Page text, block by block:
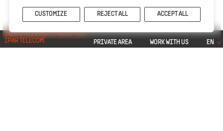
CUSTOMIZE REJECT ALL ACCEPT ALL
2026 © All Rights Reserved
IPAR TELECOM.
PRIVATE AREA WORK WITH US EN
ES